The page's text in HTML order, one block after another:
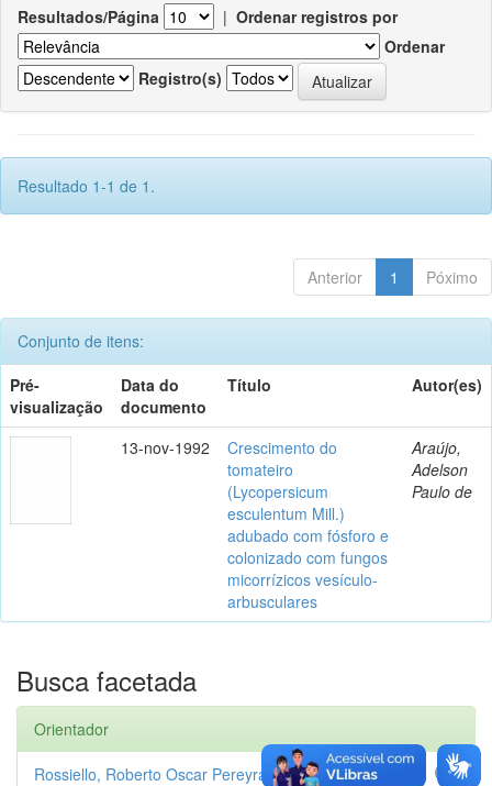
Resultados/Página | Ordenar registros por
Ordenar
Registro(s)
Resultado 1-1 de 1.
Anterior 1 Póximo
Conjunto de itens:
Pré-
visualização
Data do
documento
Título Autor(es)
13-nov-1992
Crescimento do
tomateiro
(Lycopersicum
esculentum Mill.)
adubado com fósforo e
colonizado com fungos
micorrízicos vesículo-
arbusculares
Araújo,
Adelson
Paulo de
Busca facetada
Orientador
1
Rossiello, Roberto Oscar Pereyra